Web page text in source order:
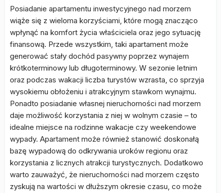
Posiadanie apartamentu inwestycyjnego nad morzem
wiąże się z wieloma korzyściami, które mogą znacząco
wpłynąć na komfort życia właściciela oraz jego sytuację
finansową. Przede wszystkim, taki apartament może
generować stały dochód pasywny poprzez wynajem
krótkoterminowy lub długoterminowy. W sezonie letnim
oraz podczas wakacji liczba turystów wzrasta, co sprzyja
wysokiemu obłożeniu i atrakcyjnym stawkom wynajmu.
Ponadto posiadanie własnej nieruchomości nad morzem
daje możliwość korzystania z niej w wolnym czasie – to
idealne miejsce na rodzinne wakacje czy weekendowe
wypady. Apartament może również stanowić doskonałą
bazę wypadową do odkrywania uroków regionu oraz
korzystania z licznych atrakcji turystycznych. Dodatkowo
warto zauważyć, że nieruchomości nad morzem często
zyskują na wartości w dłuższym okresie czasu, co może